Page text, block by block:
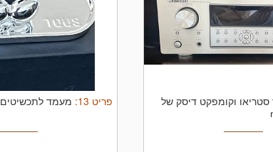
סטריאו וקומפקט דיסק של
פריט 13
: מעמד לתכשיטים TOUS